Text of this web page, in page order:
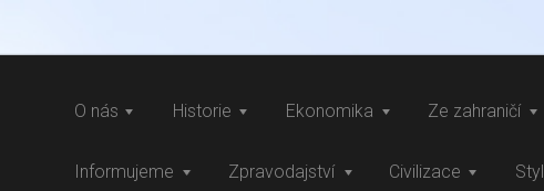
O nás Historie Ekonomika Ze zahraničí
Informujeme Zpravodajství Civilizace Styl